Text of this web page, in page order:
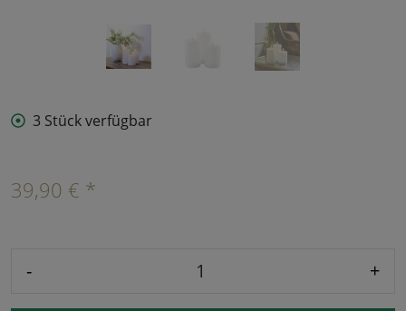
3 Stück verfügbar
39,90 € *
- +